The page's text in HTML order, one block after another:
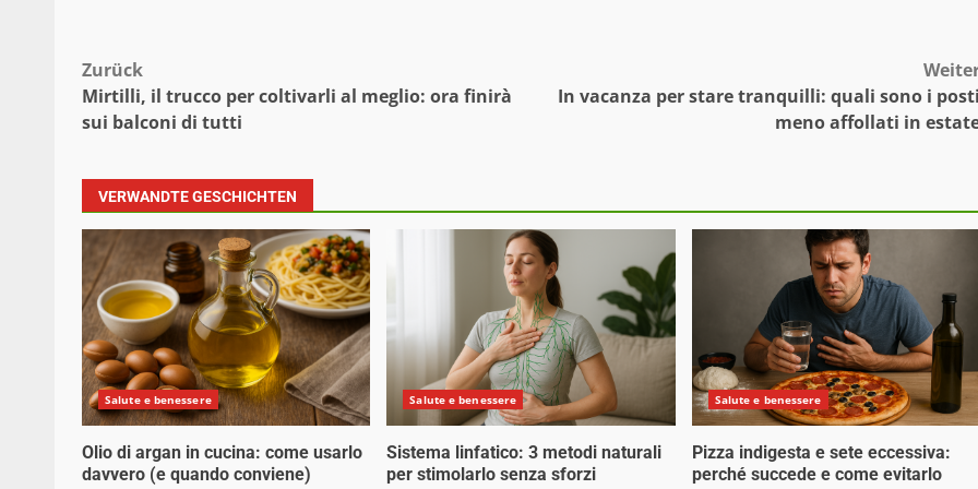
Beitragsnavigation
Zurück
Mirtilli, il trucco per coltivarli al meglio: ora finirà
sui balconi di tutti
In vacanza per stare tranquilli: quali sono i posti
meno affollati in
VERWANDTE GESCHICHTEN
Salute e benessere
Olio di argan in cucina: come usarlo
davvero (e quando conviene)
Salute e benessere
Sistema linfatico: 3 metodi naturali
per stimolarlo senza sforzi
Salute e benessere
Pizza indigesta e sete eccessiva:
perché succede e come evitarlo